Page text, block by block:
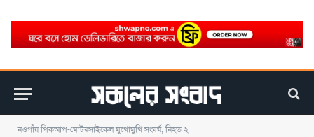
নওগাঁয় পিকআপ-মোটরসাইকেল মুখোমুখি সংঘর্ষ, নিহত ২